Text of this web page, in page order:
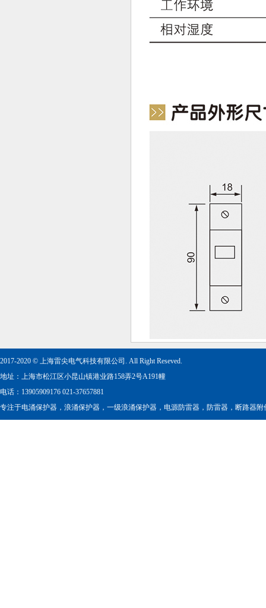
2017-2020 © 上海雷尖电气科技有限公司. All Right Reseved.
地址：上海市松江区小昆山镇港业路158弄2号A191幢
电话：13905909176 021-37657881
专注于电涌保护器 ， 浪涌保护器 ， 一级浪涌保护器 ， 电源防雷器 ， 防雷器 ， 断路器附